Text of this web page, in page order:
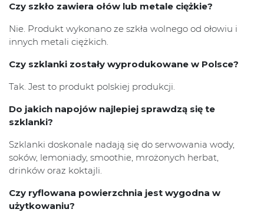
Czy szkło zawiera ołów lub metale ciężkie?
Nie. Produkt wykonano ze szkła wolnego od ołowiu i
innych metali ciężkich.
Czy szklanki zostały wyprodukowane w Polsce?
Tak. Jest to produkt polskiej produkcji.
Do jakich napojów najlepiej sprawdzą się te
szklanki?
Szklanki doskonale nadają się do serwowania wody,
soków, lemoniady, smoothie, mrożonych herbat,
drinków oraz koktajli.
Czy ryflowana powierzchnia jest wygodna w
użytkowaniu?